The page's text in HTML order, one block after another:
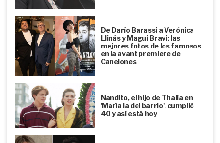
De Darío Barassi a Verónica
Llinás y Magui Bravi: las
mejores fotos de los famosos
en la avant premiere de
Canelones
Nandito, el hijo de Thalía en
'María la del barrio', cumplió
40 y así está hoy